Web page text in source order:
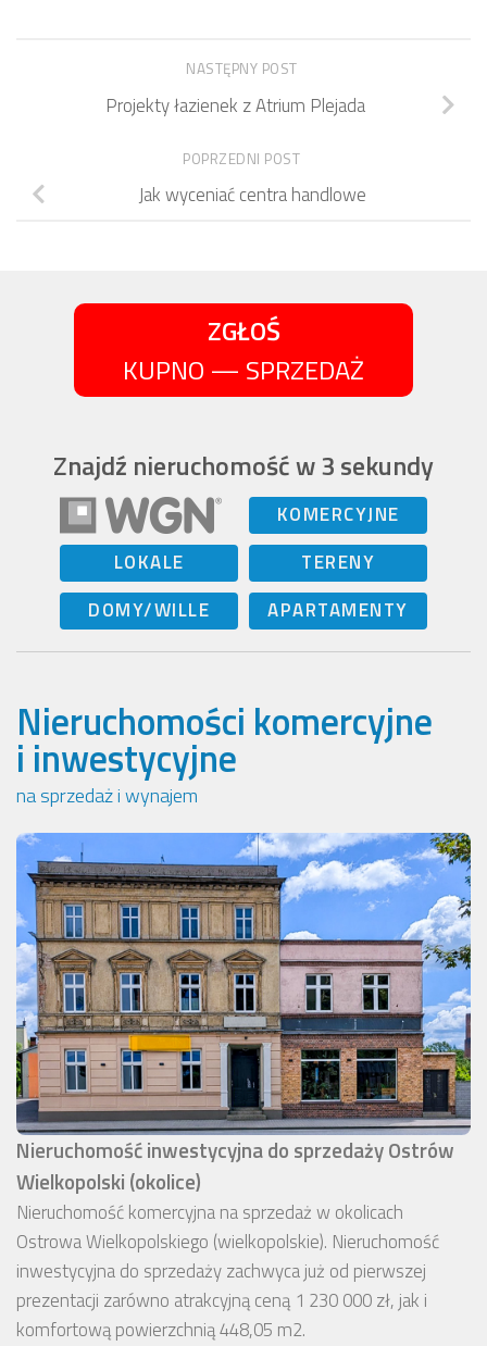
NASTĘPNY POST
Projekty łazienek z Atrium Plejada
POPRZEDNI POST
Jak wyceniać centra handlowe
ZGŁOŚ
KUPNO — SPRZEDAŻ
Znajdź nieruchomość w 3 sekundy
KOMERCYJNE
LOKALE
TERENY
DOMY/WILLE
APARTAMENTY
Nieruchomości komercyjne
i inwestycyjne
na sprzedaż i wynajem
Nieruchomość inwestycyjna do sprzedaży Ostrów
Wielkopolski (okolice)
Nieruchomość komercyjna na sprzedaż w okolicach
Ostrowa Wielkopolskiego (wielkopolskie). Nieruchomość
inwestycyjna do sprzedaży zachwyca już od pierwszej
prezentacji zarówno atrakcyjną ceną 1 230 000 zł, jak i
komfortową powierzchnią 448,05 m2.